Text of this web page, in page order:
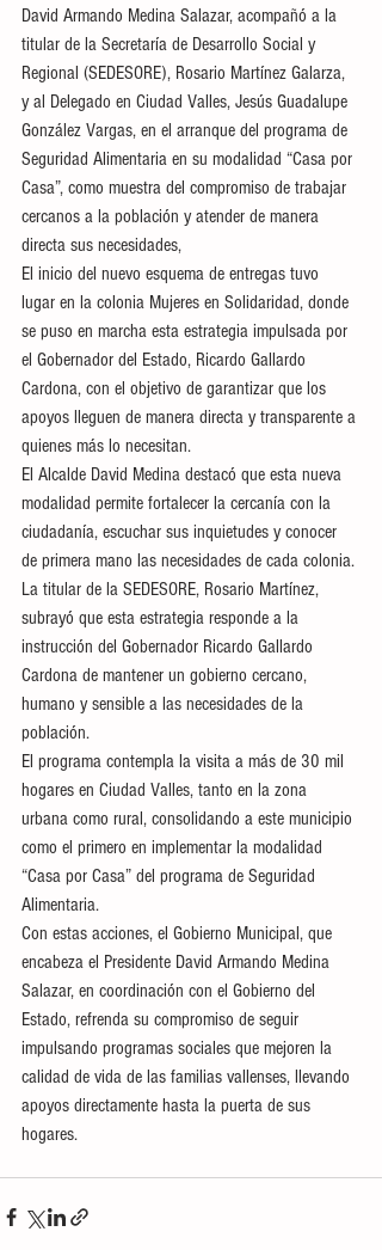
David Armando Medina Salazar, acompañó a la
titular de la Secretaría de Desarrollo Social y
Regional (SEDESORE), Rosario Martínez Galarza,
y al Delegado en Ciudad Valles, Jesús Guadalupe
González Vargas, en el arranque del programa de
Seguridad Alimentaria en su modalidad “Casa por
Casa”, como muestra del compromiso de trabajar
cercanos a la población y atender de manera
directa sus necesidades,
El inicio del nuevo esquema de entregas tuvo
lugar en la colonia Mujeres en Solidaridad, donde
se puso en marcha esta estrategia impulsada por
el Gobernador del Estado, Ricardo Gallardo
Cardona, con el objetivo de garantizar que los
apoyos lleguen de manera directa y transparente a
quienes más lo necesitan.
El Alcalde David Medina destacó que esta nueva
modalidad permite fortalecer la cercanía con la
ciudadanía, escuchar sus inquietudes y conocer
de primera mano las necesidades de cada colonia.
La titular de la SEDESORE, Rosario Martínez,
subrayó que esta estrategia responde a la
instrucción del Gobernador Ricardo Gallardo
Cardona de mantener un gobierno cercano,
humano y sensible a las necesidades de la
población.
El programa contempla la visita a más de 30 mil
hogares en Ciudad Valles, tanto en la zona
urbana como rural, consolidando a este municipio
como el primero en implementar la modalidad
“Casa por Casa” del programa de Seguridad
Alimentaria.
Con estas acciones, el Gobierno Municipal, que
encabeza el Presidente David Armando Medina
Salazar, en coordinación con el Gobierno del
Estado, refrenda su compromiso de seguir
impulsando programas sociales que mejoren la
calidad de vida de las familias vallenses, llevando
apoyos directamente hasta la puerta de sus
hogares.